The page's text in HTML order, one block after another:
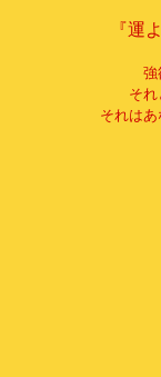
『運
強
そ
それは